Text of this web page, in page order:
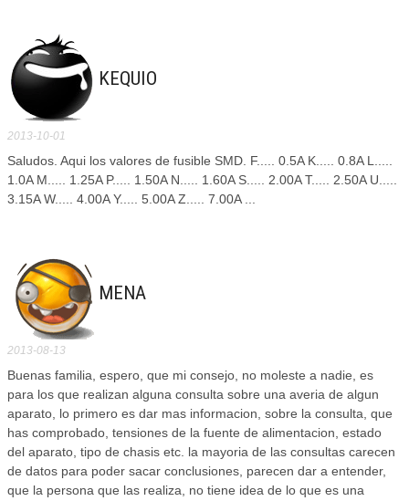
KEQUIO
2013-10-01
Saludos. Aqui los valores de fusible SMD. F..... 0.5A K..... 0.8A L.....
1.0A M..... 1.25A P..... 1.50A N..... 1.60A S..... 2.00A T..... 2.50A U.....
3.15A W..... 4.00A Y..... 5.00A Z..... 7.00A ...
MENA
2013-08-13
Buenas familia, espero, que mi consejo, no moleste a nadie, es
para los que realizan alguna consulta sobre una averia de algun
aparato, lo primero es dar mas informacion, sobre la consulta, que
has comprobado, tensiones de la fuente de alimentacion, estado
del aparato, tipo de chasis etc. la mayoria de las consultas carecen
de datos para poder sacar conclusiones, parecen dar a entender,
que la persona que las realiza, no tiene idea de lo que es una